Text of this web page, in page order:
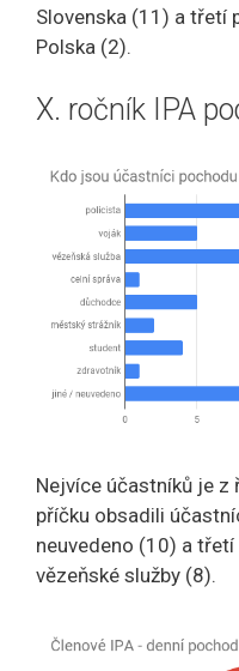
Slovenska (11) a třetí
Polska (2).
X. ročník IPA
Nejvíce účastníků je
příčku obsadili
neuvedeno (10) a
vězeňské služby (8).